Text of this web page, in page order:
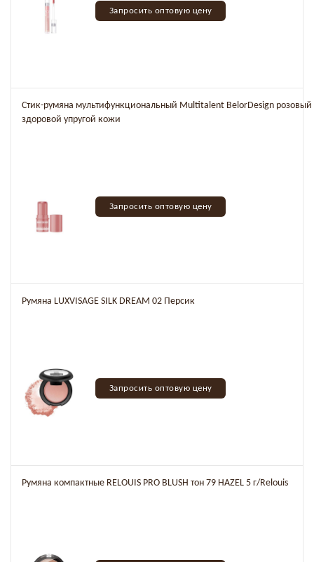
Запросить оптовую цену
Стик-румяна мультифункциональный Multitalent BelorDesign розовый
здоровой упругой кожи
Запросить оптовую цену
Румяна LUXVISAGE SILK DREAM 02 Персик
Запросить оптовую цену
Румяна компактные RELOUIS PRO BLUSH тон 79 HAZEL 5 г/Relouis